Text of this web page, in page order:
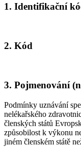
1. Identifikační
2. Kód
3. Pojmenování
Podmínky uznávání
nelékařského
členských států
způsobilost k výkonu
jiném členském státě